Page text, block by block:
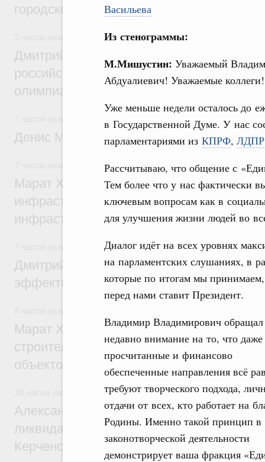
Васильева
Из стенограммы:
М.Мишустин: Уважаемый
Абдуалиевич! Уважаемые коллеги!
Уже меньше недели осталось до
в Государственной Думе. У нас
парламентариями из КПРФ, ЛДПР
Рассчитываю, что общение с
Тем более что у нас фактически
ключевым вопросам как в
для улучшения жизни людей во
Диалог идёт на всех уровнях
на парламентских слушаниях, в
которые по итогам мы
перед нами ставит Президент.
Владимир Владимирович обращал
недавно внимание на то, что даже
просчитанные и финансово
обеспеченные направления всё
требуют творческого подхода,
отдачи от всех, кто работает на
Родины. Именно такой принцип в
законотворческой деятельности
демонстрирует ваша фракция
городской среды
Отрасль информационных технологий
Дмитрий Чернышенко и Сергей Кравцов
российскую сборную с победой на
олимпиаде по искусственному
Общие вопросы промышленной политики
Денис Мантуров посетил Ярославскую
Бюджеты субъектов Федерации.
Марат Хуснуллин: 15 объектов
инфраструктуры построили и обновили
инфраструктурным кредитам
Развитие сельских территорий
Дмитрий Патрушев: Синхронизация
эффективность поддержки сельских
Марат Хуснуллин: «Единый заказчик»
строительство и реконструкцию более
объектов
Чрезвычайные ситуации и ликвидация их
Александр Козлов провёл заседание
ликвидации последствий чрезвычайной
Керченском проливе